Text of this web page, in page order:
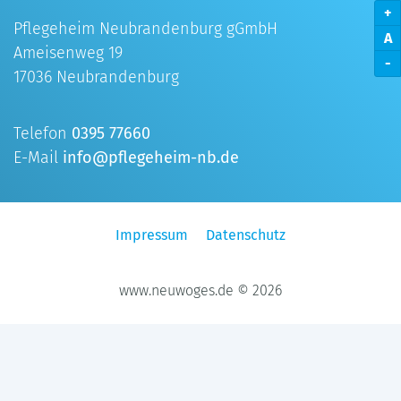
Pflegeheim Neubrandenburg gGmbH
Ameisenweg 19
17036 Neubrandenburg
Telefon 0395 77660
E-Mail info@pflegeheim-nb.de
Impressum Datenschutz
www.neuwoges.de © 2026
+
A
-